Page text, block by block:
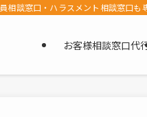
相談窓口・ハラスメント相談窓口も
お客様相談窓口代